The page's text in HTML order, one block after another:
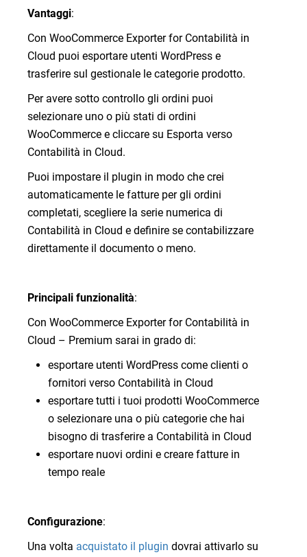
Teamsystem Corporate
Integrazioni
dei
cespiti
Fatturazione
elettronica
Glossario
di
contabilità
Finanza
Agevolata
Recensioni
FAQ
Login
Vantaggi:
Con WooCommerce Exporter for Contabilità in
Cloud puoi esportare utenti WordPress e
trasferire sul gestionale le categorie prodotto.
Per avere sotto controllo gli ordini puoi
selezionare uno o più stati di ordini
WooCommerce e cliccare su Esporta verso
Contabilità in Cloud.
Puoi impostare il plugin in modo che crei
automaticamente le fatture per gli ordini
completati, scegliere la serie numerica di
Contabilità in Cloud e definire se contabilizzare
direttamente il documento o meno.
Principali funzionalità:
Con WooCommerce Exporter for Contabilità in
Cloud – Premium sarai in grado di:
esportare utenti WordPress come clienti o
fornitori verso Contabilità in Cloud
esportare tutti i tuoi prodotti WooCommerce
o selezionare una o più categorie che hai
bisogno di trasferire a Contabilità in Cloud
esportare nuovi ordini e creare fatture in
tempo reale
Configurazione:
Una volta acquistato il plugin dovrai attivarlo su